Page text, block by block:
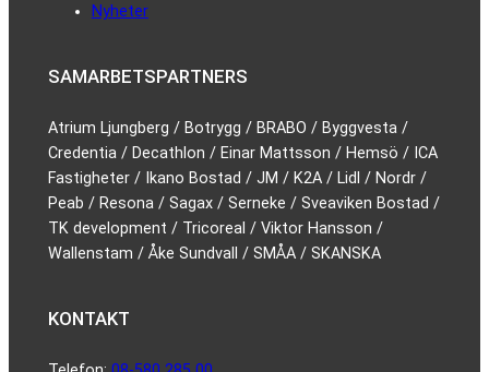
Nyheter
SAMARBETSPARTNERS
Atrium Ljungberg / Botrygg / BRABO / Byggvesta /
Credentia / Decathlon / Einar Mattsson / Hemsö / ICA
Fastigheter / Ikano Bostad / JM / K2A / Lidl / Nordr /
Peab / Resona / Sagax / Serneke / Sveaviken Bostad /
TK development / Tricoreal / Viktor Hansson /
Wallenstam / Åke Sundvall / SMÅA / SKANSKA
KONTAKT